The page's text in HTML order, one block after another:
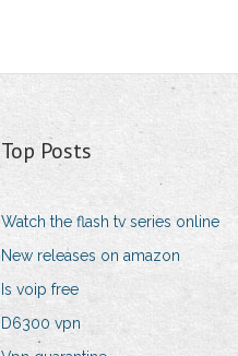
Top Posts
Watch the flash tv series online
New releases on amazon
Is voip free
D6300 vpn